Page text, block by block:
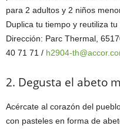
para 2 adultos y 2 niños
Duplica tu tiempo y reutiliza
Dirección: Parc Thermal,
40 71 71 / h2904-
2. Degusta el abeto
Acércate al corazón del
con pasteles en forma de